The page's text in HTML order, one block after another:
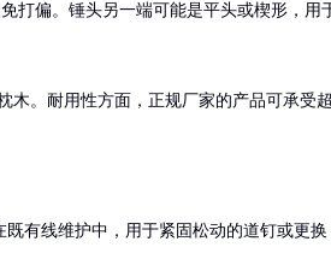
打偏。锤头另一端可能是平头或楔形，用
木。耐用性方面，正规厂家的产品可承受
有线维护中，用于紧固松动的道钉或更换